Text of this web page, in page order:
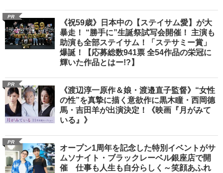
PR
《祝59歳》日本中の【ステイサム愛】が大
暴走！ “勝手に”生誕祭試写会開催！ 主演も
助演も全部ステイサム！「ステサミー賞」
爆誕！【応募総数941票 全54作品の栄冠に
輝いた作品とはー!?】
PR
《渡辺淳一原作＆娘・渡邉直子監督》“女性
の性”を真摯に描く意欲作に黒木瞳・西岡德
馬・吉田羊が出演決定！《映画『月がみて
いる』》
PR
オープン1周年を記念した特別イベントがサ
ムソナイト・ブラックレーベル銀座店で開
催 仕事も人生も自分らしく～笑顔あふれ